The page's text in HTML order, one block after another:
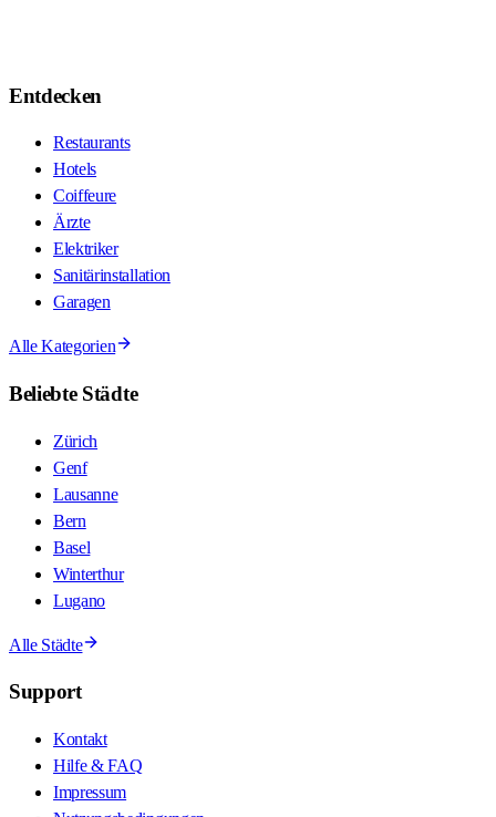
Entdecken
Restaurants
Hotels
Coiffeure
Ärzte
Elektriker
Sanitärinstallation
Garagen
Alle Kategorien
Beliebte Städte
Zürich
Genf
Lausanne
Bern
Basel
Winterthur
Lugano
Alle Städte
Support
Kontakt
Hilfe & FAQ
Impressum